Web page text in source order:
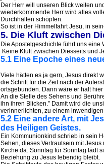
Der Herr will unseren Blick weiten
wiederkommende Herr wird alles
Durchhalten schöpfen.
So ist in der Himmelfahrt Jesu, in
5. Die Kluft zwischen
Die Apostelgeschichte führt uns eine
Keine Kluft zwischen Diesseits und
5.1 Eine Epoche eines
Viele hätten es ja gern, Jesus direkt
die Schrift für die Zeit nach der
ortsgebunden. Dann wäre er halt
An die Stelle des Sehens und
ihn ihren Blicken.” Damit wird die
verinnerlichten, zu einem
5.2 Eine andere Art, mit
des Heiligen Geistes.
Ein Kommunionkind schrieb in sein
Sehen, dieses Vertrautsein mit
Kirche da. Sonntag für Sonntag lädt
Beziehung zu Jesus lebendig